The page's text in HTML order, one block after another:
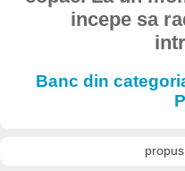
incepe sa
Banc din